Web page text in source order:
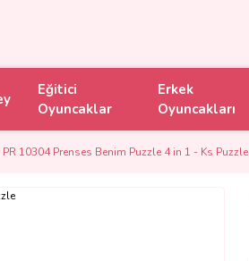
Eğitici
Oyuncaklar
Erkek
Oyuncakları
PR 10304 Prenses Benim Puzzle 4 in 1 - Ks Puzzle